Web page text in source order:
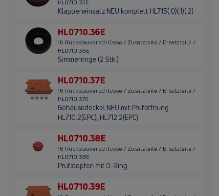
HL0710.35E
Klappeneinsatz NEU komplett HL715(.0)(.1)(.2)
HL0710.36E
16 Rückstauverschlüsse / Zusatzteile / Ersatzteile /
HL0710.36E
Simmerringe (2 Stk.)
HL0710.37E
16 Rückstauverschlüsse / Zusatzteile / Ersatzteile /
HL0710.37E
Gehäusedeckel NEU mit Prüföffnung
HL710.2(EPC), HL712.2(EPC)
HL0710.38E
16 Rückstauverschlüsse / Zusatzteile / Ersatzteile /
HL0710.38E
Prüfstopfen mit O-Ring
HL0710.39E